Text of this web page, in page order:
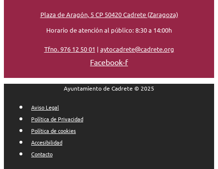
Plaza de Aragón, 5 CP 50420 Cadrete (Zaragoza)
Horario de atención al público: 8:30 a 14:00h
Tfno. 976 12 50 01 | aytocadrete@cadrete.org
Facebook-f
Ayuntamiento de Cadrete © 2025
Aviso Legal
Política de Privacidad
Política de cookies
Accesibilidad
Contacto